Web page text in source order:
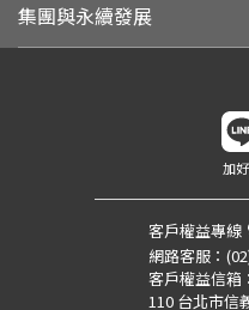
集團與永續發展
加
客戶權益專線
網路客服：
客戶權益信箱：
110 台北市信